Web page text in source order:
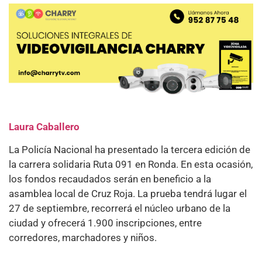
Laura Caballero
La Policía Nacional ha presentado la tercera edición de
la carrera solidaria Ruta 091 en Ronda. En esta ocasión,
los fondos recaudados serán en beneficio a la
asamblea local de Cruz Roja. La prueba tendrá lugar el
27 de septiembre, recorrerá el núcleo urbano de la
ciudad y ofrecerá 1.900 inscripciones, entre
corredores, marchadores y niños.